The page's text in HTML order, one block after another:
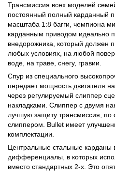
Трансмиссия всех моделей
постоянный полный карданный
масштаба 1:8 багги, чемпиона
карданным приводом идеально
внедорожника, который должен
любых условиях, на любой
воде, на траве, снегу, гравии.
Спур из специального
передает мощность двигателя
через регулируемый слиппер
накладками. Слиппер с двумя
лучшую защиту трансмиссия, по
слиппером. Bullet имеет
комплектации.
Центральные стальные
дифференциалы, в которых
вместо стандартных 2-х. Это